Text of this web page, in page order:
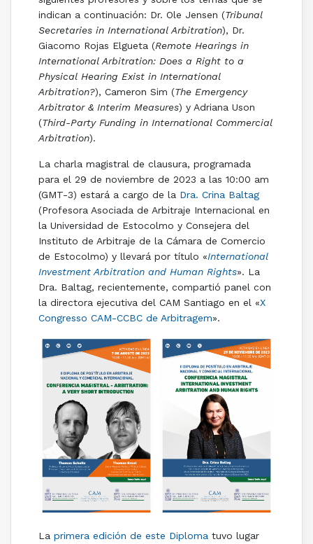
indican a continuación: Dr. Ole Jensen (Tribunal
Secretaries in International Arbitration), Dr.
Giacomo Rojas Elgueta (Remote Hearings in
International Arbitration: Does a Right to a
Physical Hearing Exist in International
Arbitration?), Cameron Sim (The Emergency
Arbitrator & Interim Measures) y Adriana Uson
(Third-Party Funding in International Commercial
Arbitration).
La charla magistral de clausura, programada
para el 29 de noviembre de 2023 a las 10:00 am
(GMT-3) estará a cargo de la Dra. Crina Baltag
(Profesora Asociada de Arbitraje Internacional en
la Universidad de Estocolmo y Consejera del
Instituto de Arbitraje de la Cámara de Comercio
de Estocolmo) y llevará por título «International
Investment Arbitration and Human Rights». La
Dra. Baltag, recientemente, compartió panel con
la directora ejecutiva del CAM Santiago en el «X
Congresso CAM-CCBC de Arbitragem».
La primera edición de este Diploma tuvo lugar